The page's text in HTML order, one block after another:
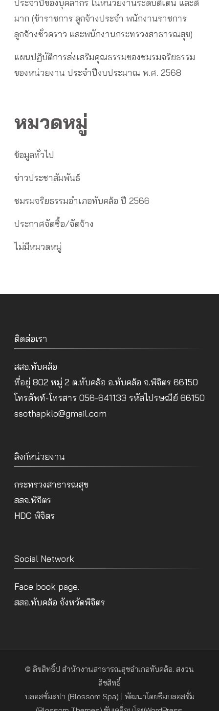
ประจำปีของบุคลากร ในหน่วยงานระดับดีเด่น และดี
มาก (ข้าราชการ ลูกจ้างประจำ พนักงานราชการ
ลูกจ้างชั่วคราว และพนักงานกระทรวงสาธารณสุข)
แผนปฏิบัติการส่งเสริมคุณธรรมของชมรมจริยธรรม
ของหน่วยงาน ประจำปีงบประมาณ พ.ศ. 2568
หมวดหมู่
ข้อมูลทั่วไป
ข่าวประชาสัมพันธ์
ชมรมจริยธรรมอำเภอทับคล้อ ปี 2566
ประกาศจัดซื้อ/จัดจ้าง
ไม่มีหมวดหมู่
ติดต่อเรา
สสอ.ทับคล้อ
ที่อยู่ 802 หมู่ 2 ต.ทับคล้อ อ.ทับคล้อ จ.พิจิตร 66150
โทรศัพท์-โทรสาร 056-641133 รหัสไปรษณีย์ 66150
ssothapklo@gmail.com
ลิงก์หน่วยงาน
กระทรวงสาธารณสุข
สสจ.พิจิตร
HDC พิจิตร
Social Network
Face book page.
สสอ.ทับคล้อ จังหวัดพิจิตร
© ลิขสิทธิ์ป สำนักงานสาธารณสุขอำเภอทับคล้อ. สงวน
ลิขสิทธิ์
บลอสซั่มสปา (ฺBlossom Spa) | พัฒนาโดยธีมบลอสซั่ม